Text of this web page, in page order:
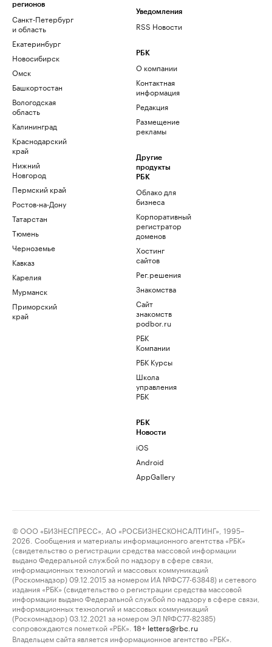
регионов
Санкт-Петербург
и область
Екатеринбург
Новосибирск
Омск
Башкортостан
Вологодская
область
Калининград
Краснодарский
край
Нижний
Новгород
Пермский край
Ростов-на-Дону
Татарстан
Тюмень
Черноземье
Кавказ
Карелия
Мурманск
Приморский
край
Уведомления
RSS Новости
РБК
О компании
Контактная
информация
Редакция
Размещение
рекламы
Другие
продукты
РБК
Облако для
бизнеса
Корпоративный
регистратор
доменов
Хостинг
сайтов
Рег.решения
Знакомства
Сайт
знакомств
podbor.ru
РБК
Компании
РБК Курсы
Школа
управления
РБК
РБК
Новости
iOS
Android
AppGallery
© ООО «БИЗНЕСПРЕСС», АО «РОСБИЗНЕСКОНСАЛТИНГ», 1995–
2026. Сообщения и материалы информационного агентства «РБК»
(свидетельство о регистрации средства массовой информации
выдано Федеральной службой по надзору в сфере связи,
информационных технологий и массовых коммуникаций
(Роскомнадзор) 09.12.2015 за номером ИА №ФС77-63848) и сетевого
издания «РБК» (свидетельство о регистрации средства массовой
информации выдано Федеральной службой по надзору в сфере связи,
информационных технологий и массовых коммуникаций
(Роскомнадзор) 03.12.2021 за номером ЭЛ №ФС77-82385)
сопровождаются пометкой «РБК».
18+ letters@rbc.ru
Владельцем сайта является информационное агентство «РБК».